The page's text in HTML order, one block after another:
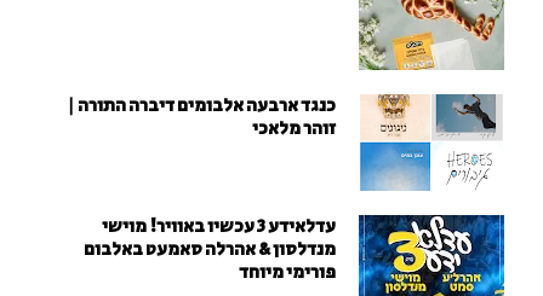
כנגד ארבעה אלבומים דיברה התורה |
זוהר מלאכי
עדלאידע 3 עכשיו באוויר! מוישי
מנדלסון & אהרלה סאמעט באלבום
פורימי מיוחד